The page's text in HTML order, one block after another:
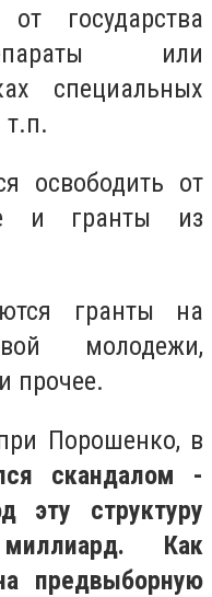
государства
или
специальных
освободить от
и гранты из
гранты на
молодежи,
прочее.
Порошенко, в
скандалом -
эту структуру
Как
предвыборную